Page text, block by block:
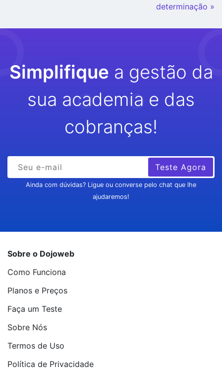
determinação »
Simplifique a gestão da
sua academia e das
cobranças!
Teste Agora
Ainda com dúvidas? Ligue ou converse pelo chat que lhe
ajudaremos!
Sobre o Dojoweb
Como Funciona
Planos e Preços
Faça um Teste
Sobre Nós
Termos de Uso
Política de Privacidade